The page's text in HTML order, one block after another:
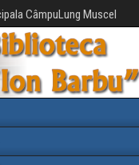
CâmpuLung Muscel